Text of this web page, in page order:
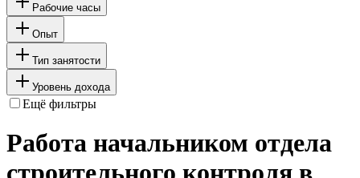
Рабочие часы
Опыт
Тип занятости
Уровень дохода
Ещё фильтры
Работа начальником отдела